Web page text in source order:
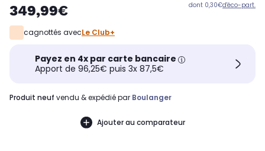
349,99€ dont 0,30€d'éco-part.
cagnottés avecLe Club+
Payez en 4x par carte bancaire
Apport de 96,25€ puis 3x 87,5€
produit neuf vendu & expédié par Boulanger
Ajouter au comparateur